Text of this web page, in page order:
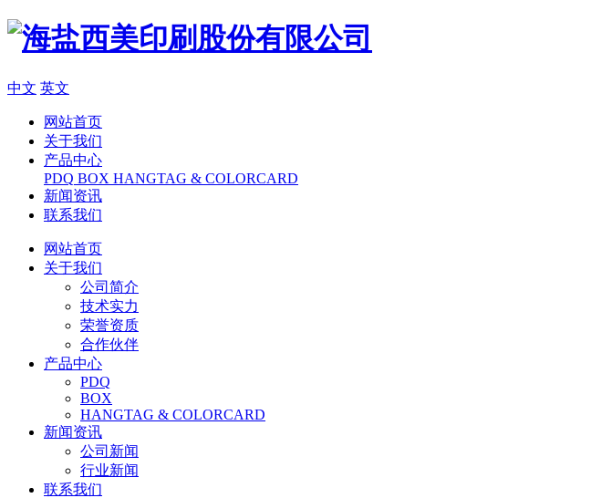
中文 英文
网站首页
关于我们
产品中心
PDQ BOX HANGTAG & COLORCARD
新闻资讯
联系我们
网站首页
关于我们
公司简介
技术实力
荣誉资质
合作伙伴
产品中心
PDQ
BOX
HANGTAG & COLORCARD
新闻资讯
公司新闻
行业新闻
联系我们